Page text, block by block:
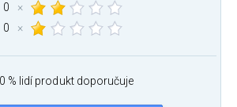
0
×
0
×
% lidí produkt doporučuje